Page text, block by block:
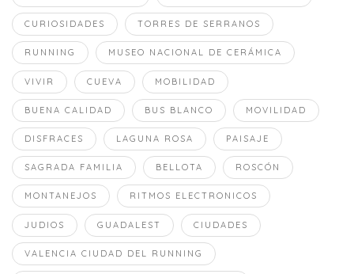
CURIOSIDADES TORRES DE SERRANOS
RUNNING MUSEO NACIONAL DE CERÁMICA
VIVIR CUEVA MOBILIDAD
BUENA CALIDAD BUS BLANCO MOVILIDAD
DISFRACES LAGUNA ROSA PAISAJE
SAGRADA FAMILIA BELLOTA ROSCÓN
MONTANEJOS RITMOS ELECTRONICOS
JUDIOS GUADALEST CIUDADES
VALENCIA CIUDAD DEL RUNNING